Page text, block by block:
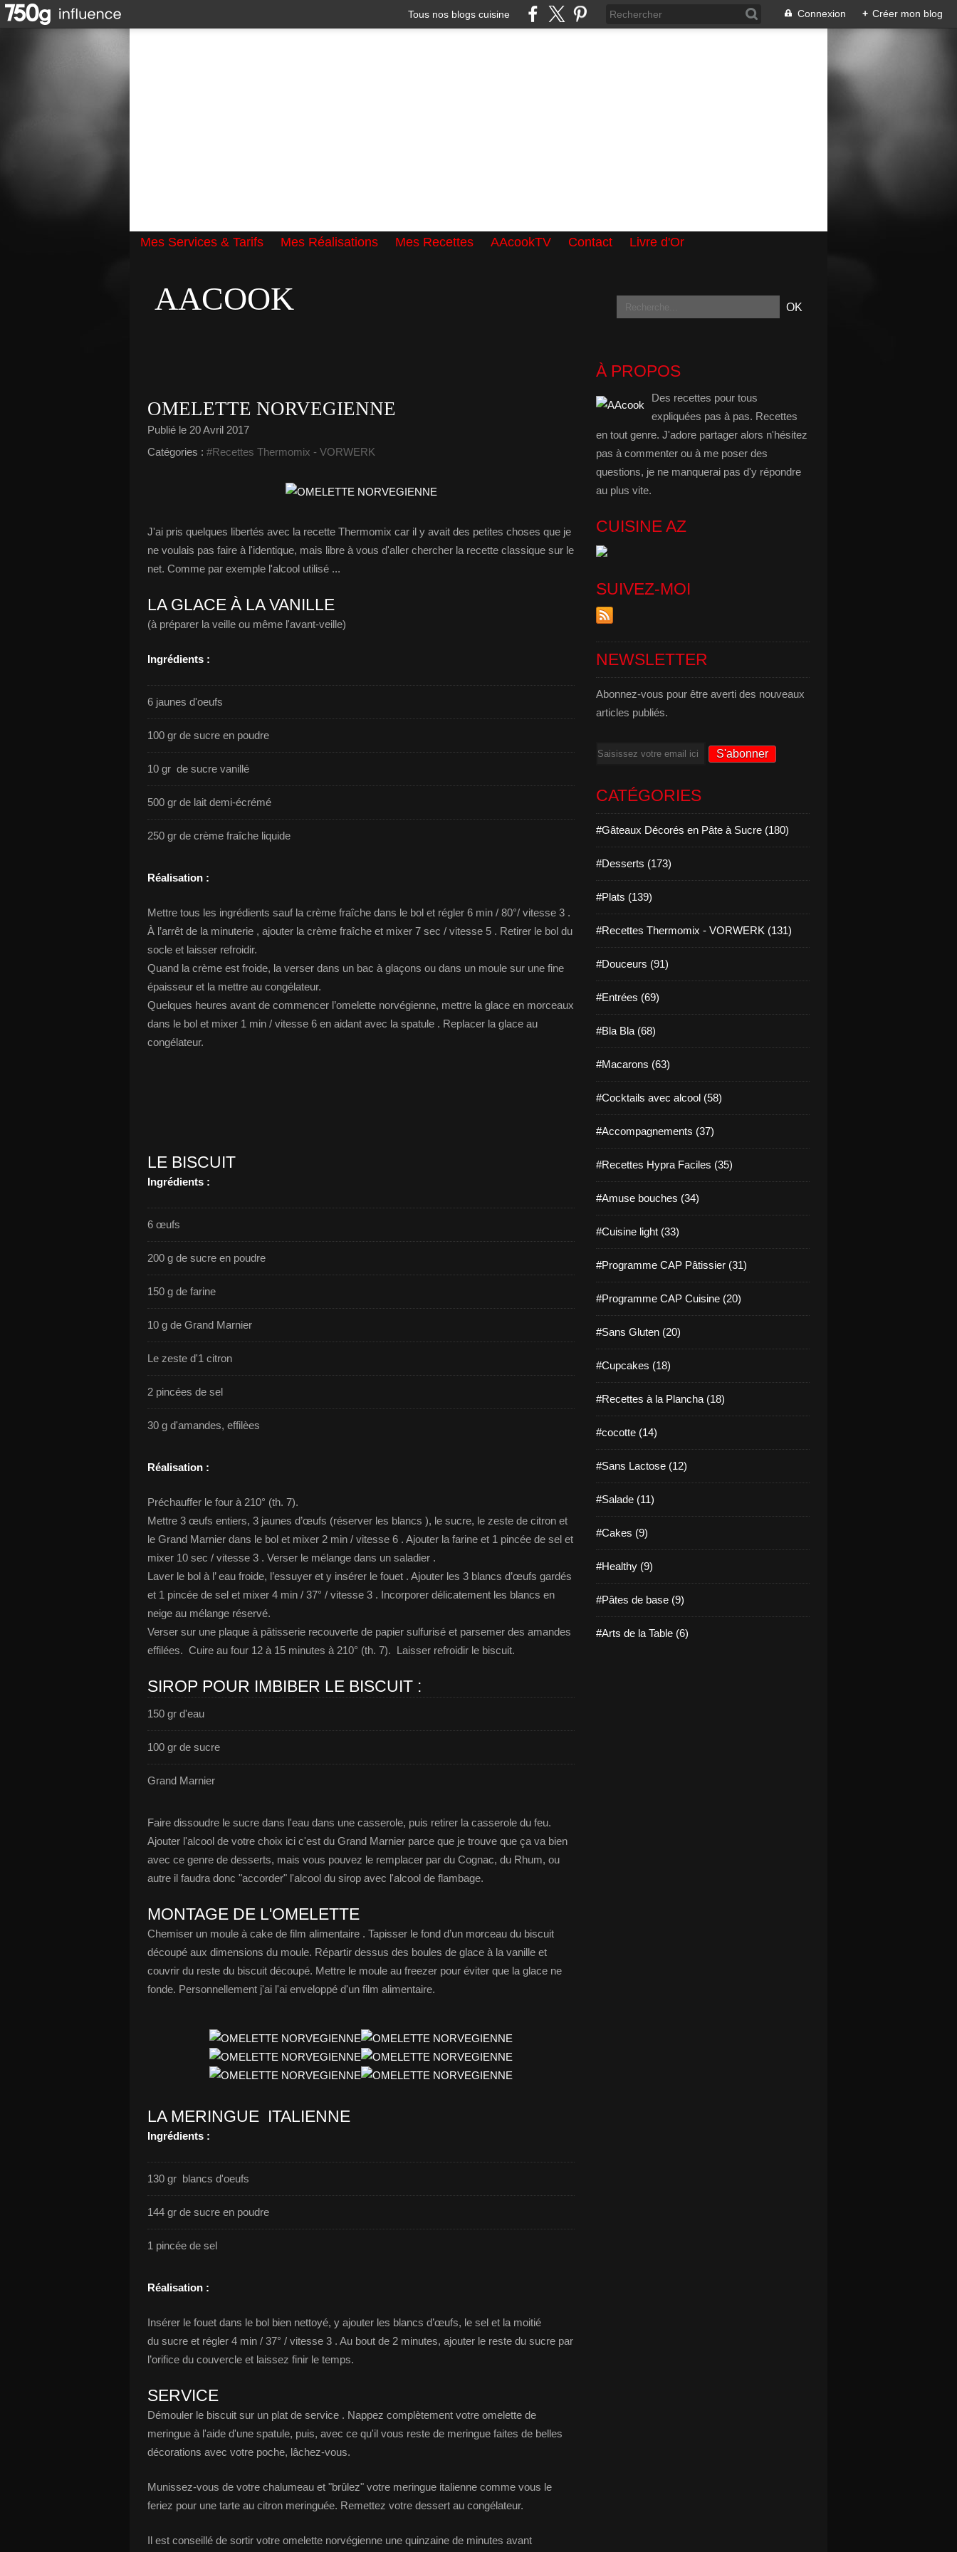
Tous nos blogs cuisine Connexion + Créer mon blog
Mes Services & Tarifs Mes Réalisations Mes Recettes AAcookTV Contact
Livre d'Or
AACOOK
OMELETTE NORVEGIENNE
Publié le 20 Avril 2017
Catégories : #Recettes Thermomix - VORWERK
J'ai pris quelques libertés avec la recette Thermomix car il y avait des petites choses que je
ne voulais pas faire à l'identique, mais libre à vous d'aller chercher la recette classique sur le
net. Comme par exemple l'alcool utilisé ...
LA GLACE À LA VANILLE
(à préparer la veille ou même l'avant-veille)
Ingrédients :
6 jaunes d'oeufs
100 gr de sucre en poudre
10 gr de sucre vanillé
500 gr de lait demi-écrémé
250 gr de crème fraîche liquide
Réalisation :
Mettre tous les ingrédients sauf la crème fraîche dans le bol et régler 6 min / 80°/ vitesse 3 .
À l’arrêt de la minuterie , ajouter la crème fraîche et mixer 7 sec / vitesse 5 . Retirer le bol du
socle et laisser refroidir.
Quand la crème est froide, la verser dans un bac à glaçons ou dans un moule sur une fine
épaisseur et la mettre au congélateur.
Quelques heures avant de commencer l’omelette norvégienne, mettre la glace en morceaux
dans le bol et mixer 1 min / vitesse 6 en aidant avec la spatule . Replacer la glace au
congélateur.
LE BISCUIT
Ingrédients :
6 œufs
200 g de sucre en poudre
150 g de farine
10 g de Grand Marnier
Le zeste d'1 citron
2 pincées de sel
30 g d'amandes, effilèes
Réalisation :
Préchauffer le four à 210° (th. 7).
Mettre 3 œufs entiers, 3 jaunes d’œufs (réserver les blancs ), le sucre, le zeste de citron et
le Grand Marnier dans le bol et mixer 2 min / vitesse 6 . Ajouter la farine et 1 pincée de sel et
mixer 10 sec / vitesse 3 . Verser le mélange dans un saladier .
Laver le bol à l’ eau froide, l’essuyer et y insérer le fouet . Ajouter les 3 blancs d’œufs gardés
et 1 pincée de sel et mixer 4 min / 37° / vitesse 3 . Incorporer délicatement les blancs en
neige au mélange réservé.
Verser sur une plaque à pâtisserie recouverte de papier sulfurisé et parsemer des amandes
effilées. Cuire au four 12 à 15 minutes à 210° (th. 7). Laisser refroidir le biscuit.
SIROP POUR IMBIBER LE BISCUIT :
150 gr d'eau
100 gr de sucre
Grand Marnier
Faire dissoudre le sucre dans l'eau dans une casserole, puis retirer la casserole du feu.
Ajouter l'alcool de votre choix ici c'est du Grand Marnier parce que je trouve que ça va bien
avec ce genre de desserts, mais vous pouvez le remplacer par du Cognac, du Rhum, ou
autre il faudra donc "accorder" l'alcool du sirop avec l'alcool de flambage.
MONTAGE DE L'OMELETTE
Chemiser un moule à cake de film alimentaire . Tapisser le fond d’un morceau du biscuit
découpé aux dimensions du moule. Répartir dessus des boules de glace à la vanille et
couvrir du reste du biscuit découpé. Mettre le moule au freezer pour éviter que la glace ne
fonde. Personnellement j'ai l'ai enveloppé d'un film alimentaire.
LA MERINGUE ITALIENNE
Ingrédients :
130 gr blancs d'oeufs
144 gr de sucre en poudre
1 pincée de sel
Réalisation :
Insérer le fouet dans le bol bien nettoyé, y ajouter les blancs d’œufs, le sel et la moitié
du sucre et régler 4 min / 37° / vitesse 3 . Au bout de 2 minutes, ajouter le reste du sucre par
l’orifice du couvercle et laissez finir le temps.
SERVICE
Démouler le biscuit sur un plat de service . Nappez complètement votre omelette de
meringue à l'aide d'une spatule, puis, avec ce qu'il vous reste de meringue faites de belles
décorations avec votre poche, lâchez-vous.
Munissez-vous de votre chalumeau et "brûlez" votre meringue italienne comme vous le
feriez pour une tarte au citron meringuée. Remettez votre dessert au congélateur.
Il est conseillé de sortir votre omelette norvégienne une quinzaine de minutes avant
À PROPOS
Des recettes pour tous
expliquées pas à pas. Recettes
en tout genre. J'adore partager alors n'hésitez
pas à commenter ou à me poser des
questions, je ne manquerai pas d'y répondre
au plus vite.
CUISINE AZ
SUIVEZ-MOI
NEWSLETTER
Abonnez-vous pour être averti des nouveaux
articles publiés.
Email
CATÉGORIES
#Gâteaux Décorés en Pâte à Sucre (180)
#Desserts (173)
#Plats (139)
#Recettes Thermomix - VORWERK (131)
#Douceurs (91)
#Entrées (69)
#Bla Bla (68)
#Macarons (63)
#Cocktails avec alcool (58)
#Accompagnements (37)
#Recettes Hypra Faciles (35)
#Amuse bouches (34)
#Cuisine light (33)
#Programme CAP Pâtissier (31)
#Programme CAP Cuisine (20)
#Sans Gluten (20)
#Cupcakes (18)
#Recettes à la Plancha (18)
#cocotte (14)
#Sans Lactose (12)
#Salade (11)
#Cakes (9)
#Healthy (9)
#Pâtes de base (9)
#Arts de la Table (6)